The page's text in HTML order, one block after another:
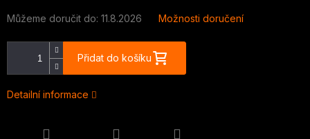
Můžeme doručit do: 11.8.2026 Možnosti doručení
Přidat do košíku
Detailní informace